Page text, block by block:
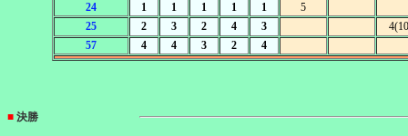
24
1 1 1 1 1
5
25
2 3 2 4 3
57
4 4 3 2 4
■ 決勝